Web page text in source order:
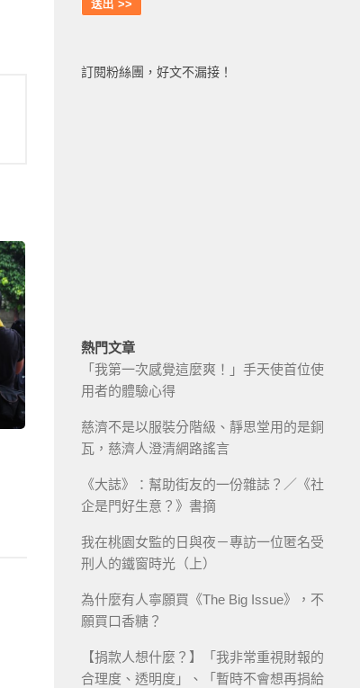
訂閱粉絲團，好文不漏接！
熱門文章
「我第一次感覺這麼爽！」手天使首位使
用者的體驗心得
慈濟不是以服裝分階級、靜思堂用的是銅
瓦，慈濟人澄清網路謠言
《大誌》：幫助街友的一份雜誌？／《社
企是門好生意？》書摘
我在桃園女監的日與夜－專訪一位匿名受
刑人的鐵窗時光（上）
為什麼有人寧願買《The Big Issue》，不
願買口香糖？
【捐款人想什麼？】「我非常重視財報的
合理度、透明度」、「暫時不會想再捐給